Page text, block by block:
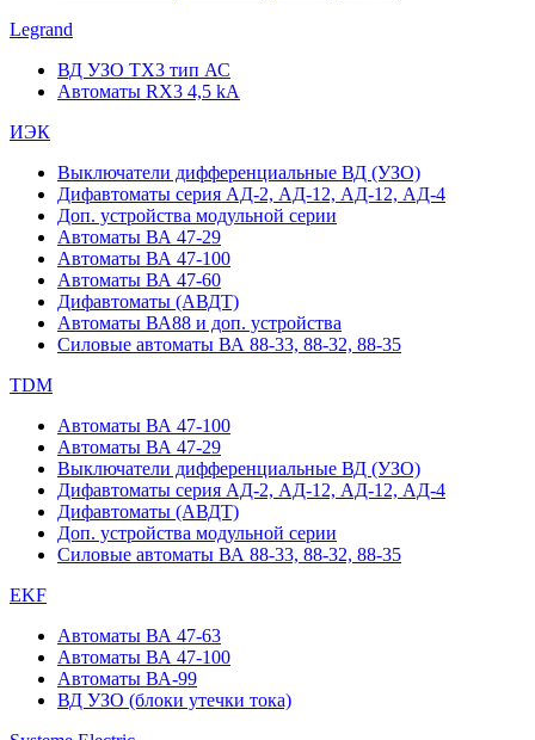
Legrand
ВД УЗО TX3 тип АС
Автоматы RX3 4,5 kA
ИЭК
Выключатели дифференциальные ВД (УЗО)
Дифавтоматы серия АД-2, АД-12, АД-12, АД-4
Доп. устройства модульной серии
Автоматы ВА 47-29
Автоматы ВА 47-100
Автоматы ВА 47-60
Дифавтоматы (АВДТ)
Автоматы ВА88 и доп. устройства
Силовые автоматы ВА 88-33, 88-32, 88-35
TDM
Автоматы ВА 47-100
Автоматы ВА 47-29
Выключатели дифференциальные ВД (УЗО)
Дифавтоматы серия АД-2, АД-12, АД-12, АД-4
Дифавтоматы (АВДТ)
Доп. устройства модульной серии
Силовые автоматы ВА 88-33, 88-32, 88-35
EKF
Автоматы ВА 47-63
Автоматы ВА 47-100
Автоматы ВА-99
ВД УЗО (блоки утечки тока)